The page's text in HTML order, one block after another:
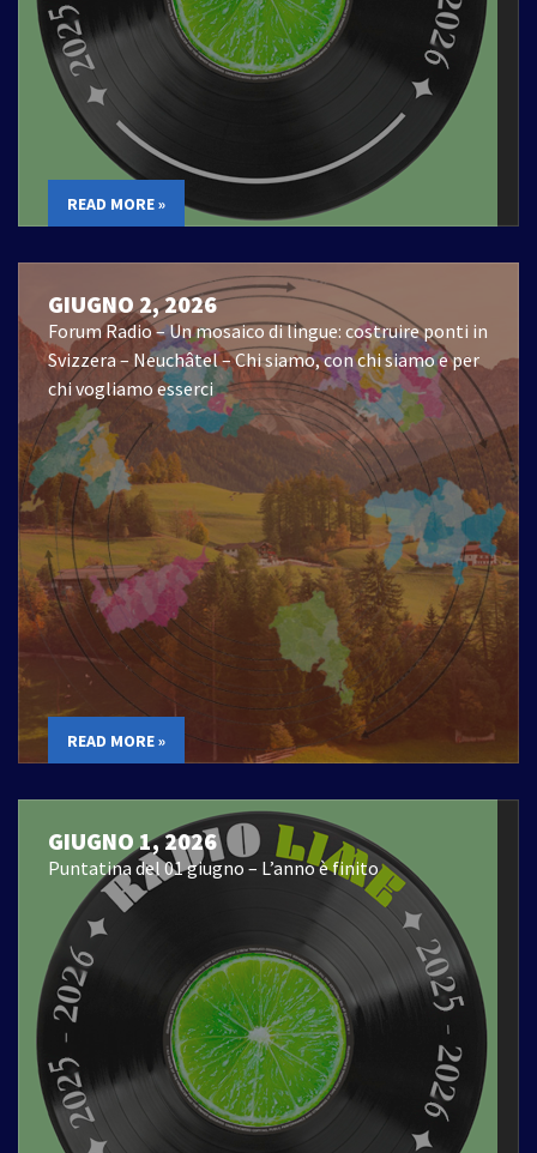
READ MORE »
GIUGNO 2, 2026
Forum Radio – Un mosaico di lingue: costruire ponti in
Svizzera – Neuchâtel – Chi siamo, con chi siamo e per
chi vogliamo esserci
READ MORE »
GIUGNO 1, 2026
Puntatina del 01 giugno – L’anno è finito